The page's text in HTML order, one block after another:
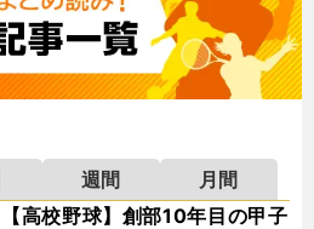
週間
月間
【高校野球】創部10年目の甲子